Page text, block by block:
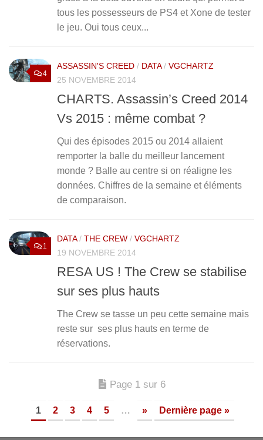
tous les possesseurs de PS4 et Xone de tester
le jeu. Oui tous ceux...
4
ASSASSIN'S CREED / DATA/ VGCHARTZ
25 NOVEMBRE 2014
CHARTS. Assassin’s Creed 2014
Vs 2015 : même combat ?
Qui des épisodes 2015 ou 2014 allaient
remporter la balle du meilleur lancement
monde ? Balle au centre si on réaligne les
données. Chiffres de la semaine et éléments
de comparaison.
1
DATA/ THE CREW / VGCHARTZ
19 NOVEMBRE 2014
RESA US ! The Crew se stabilise
sur ses plus hauts
The Crew se tasse un peu cette semaine mais
reste sur ses plus hauts en terme de
réservations.
Page 1 sur 6
1 2 3 4 5 … » Dernière page »